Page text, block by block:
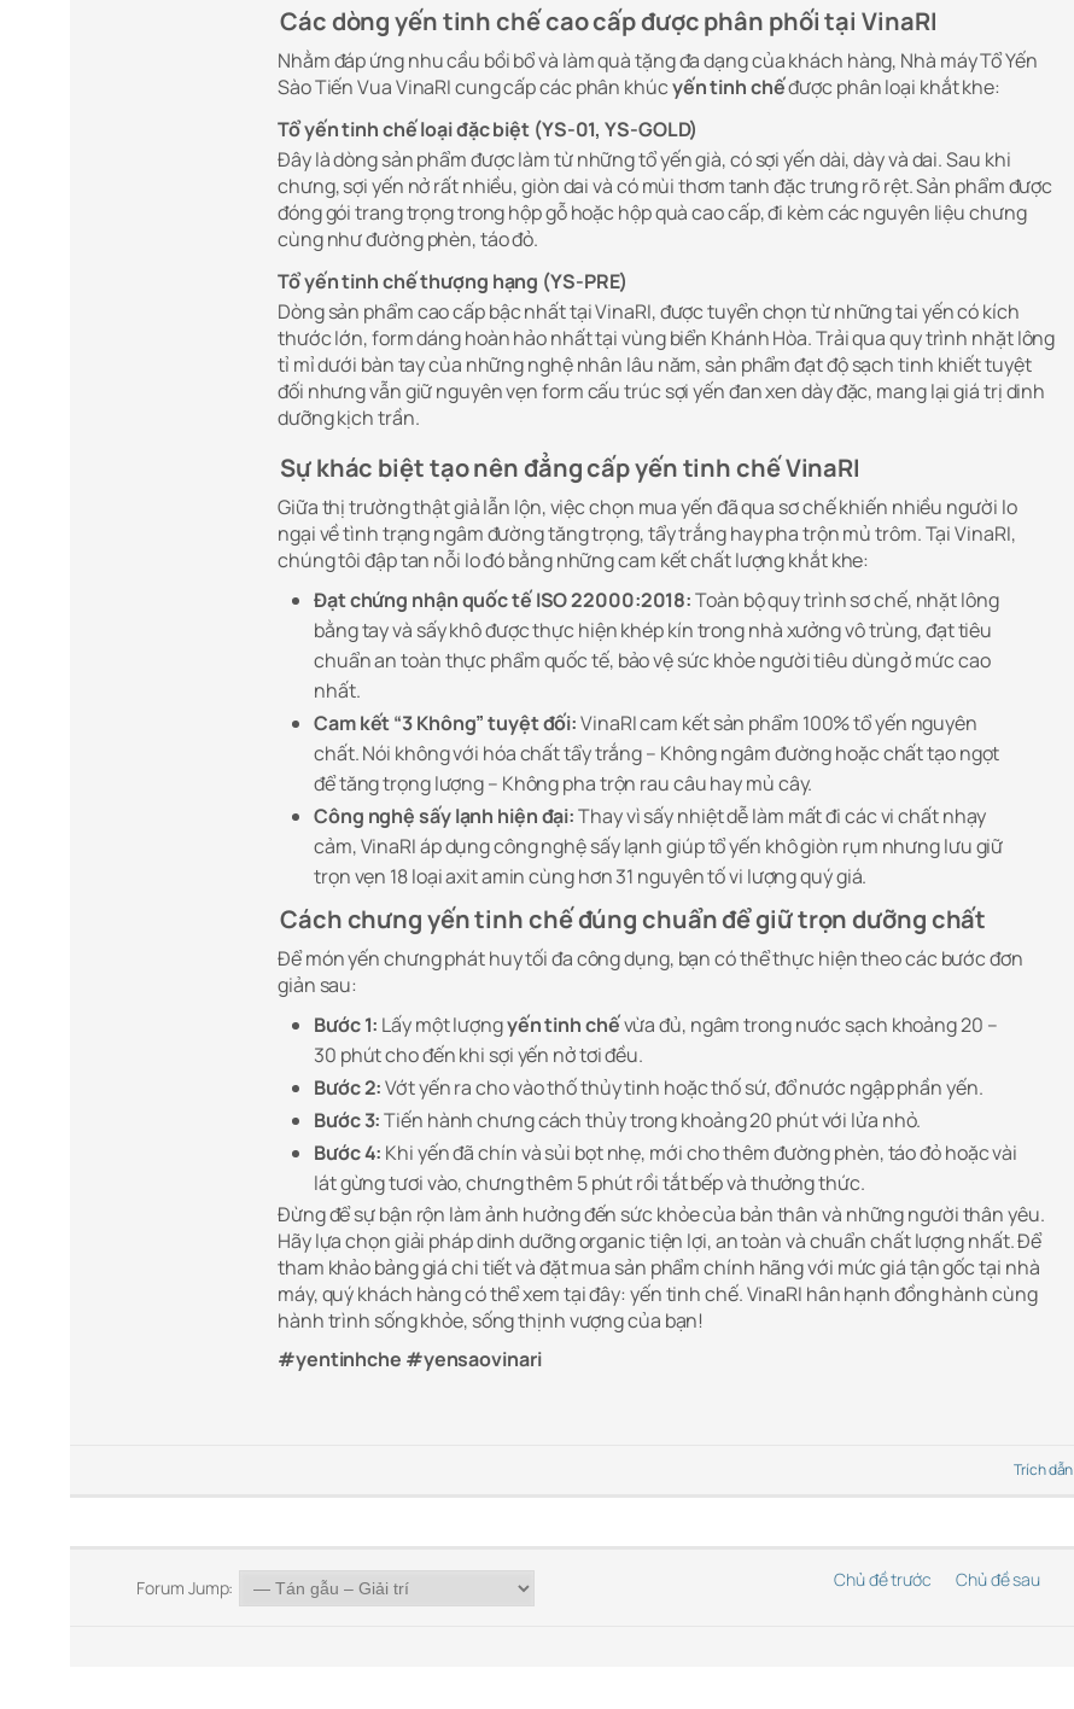
Các dòng yến tinh chế cao cấp được phân phối tại VinaRI
Nhằm đáp ứng nhu cầu bồi bổ và làm quà tặng đa dạng của khách hàng, Nhà máy Tổ Yến
Sào Tiến Vua VinaRI cung cấp các phân khúcyến tinh chếđược phân loại khắt khe:
Tổ yến tinh chế loại đặc biệt (YS-01, YS-GOLD)
Đây là dòng sản phẩm được làm từ những tổ yến già, có sợi yến dài, dày và dai. Sau khi
chưng, sợi yến nở rất nhiều, giòn dai và có mùi thơm tanh đặc trưng rõ rệt. Sản phẩm được
đóng gói trang trọng trong hộp gỗ hoặc hộp quà cao cấp, đi kèm các nguyên liệu chưng
cùng như đường phèn, táo đỏ.
Tổ yến tinh chế thượng hạng (YS-PRE)
Dòng sản phẩm cao cấp bậc nhất tại VinaRI, được tuyển chọn từ những tai yến có kích
thước lớn, form dáng hoàn hảo nhất tại vùng biển Khánh Hòa. Trải qua quy trình nhặt lông
tỉ mỉ dưới bàn tay của những nghệ nhân lâu năm, sản phẩm đạt độ sạch tinh khiết tuyệt
đối nhưng vẫn giữ nguyên vẹn form cấu trúc sợi yến đan xen dày đặc, mang lại giá trị dinh
dưỡng kịch trần.
Sự khác biệt tạo nên đẳng cấp yến tinh chế VinaRI
Giữa thị trường thật giả lẫn lộn, việc chọn mua yến đã qua sơ chế khiến nhiều người lo
ngại về tình trạng ngâm đường tăng trọng, tẩy trắng hay pha trộn mủ trôm. Tại VinaRI,
chúng tôi đập tan nỗi lo đó bằng những cam kết chất lượng khắt khe:
Đạt chứng nhận quốc tế ISO 22000:2018:Toàn bộ quy trình sơ chế, nhặt lông
bằng tay và sấy khô được thực hiện khép kín trong nhà xưởng vô trùng, đạt tiêu
chuẩn an toàn thực phẩm quốc tế, bảo vệ sức khỏe người tiêu dùng ở mức cao
nhất.
Cam kết “3 Không” tuyệt đối:VinaRI cam kết sản phẩm 100% tổ yến nguyên
chất. Nói không với hóa chất tẩy trắng – Không ngâm đường hoặc chất tạo ngọt
để tăng trọng lượng – Không pha trộn rau câu hay mủ cây.
Công nghệ sấy lạnh hiện đại:Thay vì sấy nhiệt dễ làm mất đi các vi chất nhạy
cảm, VinaRI áp dụng công nghệ sấy lạnh giúp tổ yến khô giòn rụm nhưng lưu giữ
trọn vẹn 18 loại axit amin cùng hơn 31 nguyên tố vi lượng quý giá.
Cách chưng yến tinh chế đúng chuẩn để giữ trọn dưỡng chất
Để món yến chưng phát huy tối đa công dụng, bạn có thể thực hiện theo các bước đơn
giản sau:
Bước 1: Lấy một lượngyến tinh chếvừa đủ, ngâm trong nước sạch khoảng 20 –
30 phút cho đến khi sợi yến nở tơi đều.
Bước 2:Vớt yến ra cho vào thố thủy tinh hoặc thố sứ, đổ nước ngập phần yến.
Bước 3:Tiến hành chưng cách thủy trong khoảng 20 phút với lửa nhỏ.
Bước 4: Khi yến đã chín và sủi bọt nhẹ, mới cho thêm đường phèn, táo đỏ hoặc vài
lát gừng tươi vào, chưng thêm 5 phút rồi tắt bếp và thưởng thức.
Đừng để sự bận rộn làm ảnh hưởng đến sức khỏe của bản thân và những người thân yêu.
Hãy lựa chọn giải pháp dinh dưỡng organic tiện lợi, an toàn và chuẩn chất lượng nhất. Để
tham khảo bảng giá chi tiết và đặt mua sản phẩm chính hãng với mức giá tận gốc tại nhà
máy, quý khách hàng có thể xem tại đây: yến tinh chế. VinaRI hân hạnh đồng hành cùng
hành trình sống khỏe, sống thịnh vượng của bạn!
#yentinhche #yensaovinari
Trích dẫn
Forum Jump: Chủ đề trước Chủ đề sau